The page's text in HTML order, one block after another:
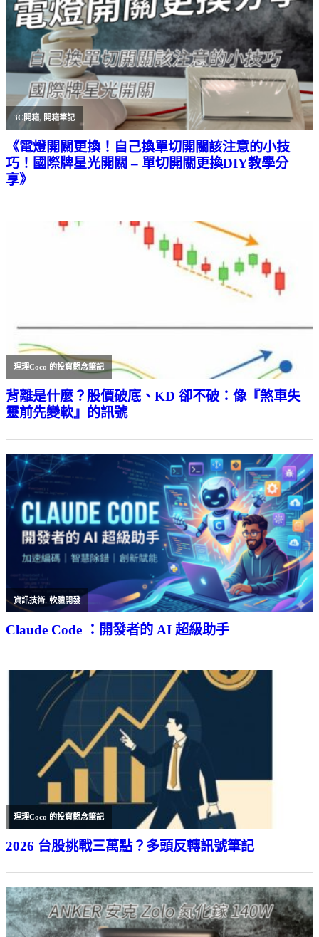
3C開箱, 開箱筆記
《電燈開關更換！自己換單切開關該注意的小技
巧！國際牌星光開關 – 單切開關更換DIY教學分
享》
理理Coco 的投資觀念筆記
背離是什麼？股價破底、KD 卻不破：像『煞車失
靈前先變軟』的訊號
資訊技術,軟體開發
Claude Code ：開發者的 AI 超級助手
理理Coco 的投資觀念筆記
2026 台股挑戰三萬點？多頭反轉訊號筆記